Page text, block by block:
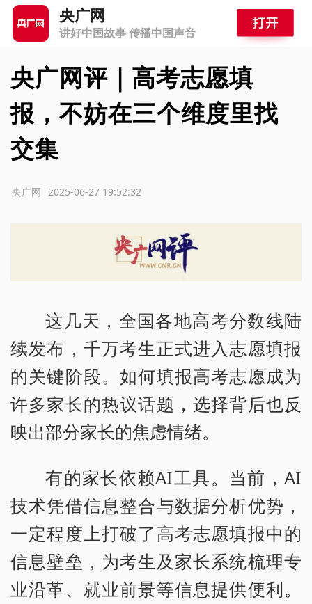
央广网
讲好中国故事 传播中国声音
央广网评｜高考志愿填
报，不妨在三个维度里找
交集
2025-06-27 19:52:32
央广网
这几天，全国各地高考分数线陆
续发布，千万考生正式进入志愿填报
的关键阶段。如何填报高考志愿成为
许多家长的热议话题，选择背后也反
映出部分家长的焦虑情绪。
有的家长依赖AI工具。当前，AI
技术凭借信息整合与数据分析优势，
一定程度上打破了高考志愿填报中的
信息壁垒，为考生及家长系统梳理专
业沿革、就业前景等信息提供便利。